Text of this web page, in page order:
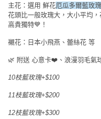
花
束
花
藝
品
製
生
日
拍
企
/
公
需
知
軟
件
時
間
神
主花：選用 鮮花厄瓜多爾藍玫瑰
花頭比一般玫瑰大，大小平均
高貴獨特💙！
襯花：日本小飛燕、蕾絲花 等
🌿 附送 心意卡❤️、浪漫羽毛氣
10枝藍玫瑰+$100
11枝藍玫瑰+$200
12枝藍玫瑰+$300